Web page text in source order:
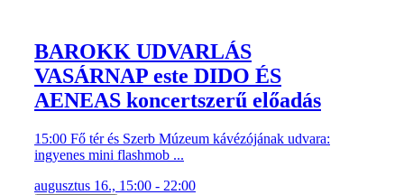
BAROKK UDVARLÁS
VASÁRNAP este DIDO ÉS
AENEAS koncertszerű előadás
15:00 Fő tér és Szerb Múzeum kávézójának udvara:
ingyenes mini flashmob ...
augusztus 16., 15:00 - 22:00